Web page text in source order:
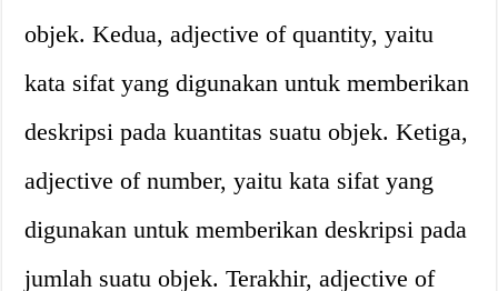
objek. Kedua, adjective of quantity, yaitu
kata sifat yang digunakan untuk memberikan
deskripsi pada kuantitas suatu objek. Ketiga,
adjective of number, yaitu kata sifat yang
digunakan untuk memberikan deskripsi pada
jumlah suatu objek. Terakhir, adjective of